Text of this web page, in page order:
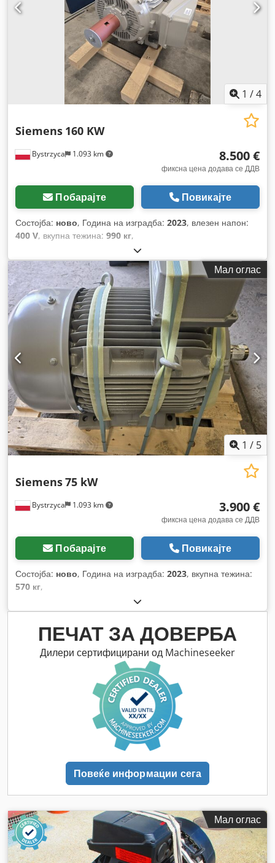
1 /4
Bystrzyca 1.093 km
Siemens 160 KW
8.500 €
фиксна цена додава се ДДВ
Побарајте Повикајте
Состојба: ново, Година на изградба: 2023, влезен напон:
400 V, вкупна тежина: 990 кг,
Мал оглас
1 / 5
Bystrzyca 1.093 km
Siemens75 kW
3.900 €
фиксна цена додава се ДДВ
Побарајте Повикајте
Состојба: ново, Година на изградба: 2023, вкупна тежина:
570 кг,
ПЕЧАТ ЗА ДОВЕРБА
Дилери сертифицирани од Machineseeker
Повеќе информации сега
Мал оглас